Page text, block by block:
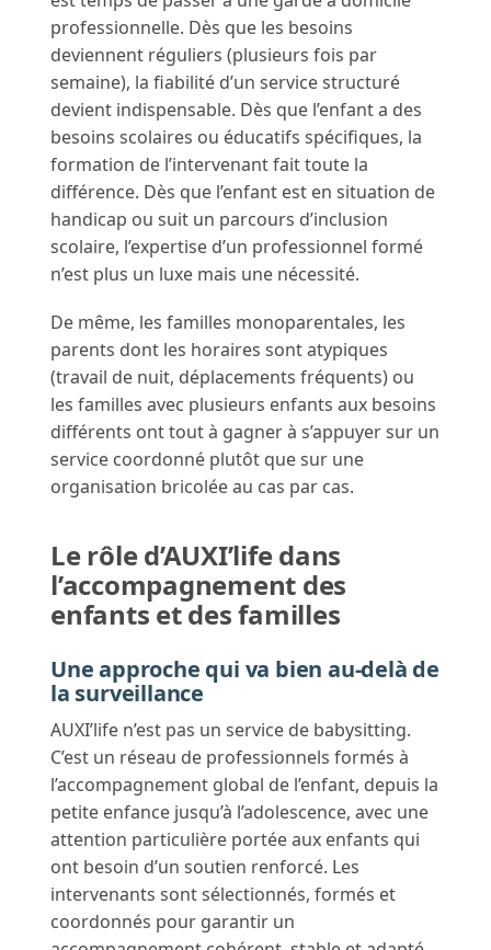
professionnelle. Dès que les besoins
deviennent réguliers (plusieurs fois par
semaine), la fiabilité d’un service structuré
devient indispensable. Dès que l’enfant a des
besoins scolaires ou éducatifs spécifiques, la
formation de l’intervenant fait toute la
différence. Dès que l’enfant est en situation de
handicap ou suit un parcours d’inclusion
scolaire, l’expertise d’un professionnel formé
n’est plus un luxe mais une nécessité.
De même, les familles monoparentales, les
parents dont les horaires sont atypiques
(travail de nuit, déplacements fréquents) ou
les familles avec plusieurs enfants aux besoins
différents ont tout à gagner à s’appuyer sur un
service coordonné plutôt que sur une
organisation bricolée au cas par cas.
Le rôle d’AUXI’life dans
l’accompagnement des
enfants et des familles
Une approche qui va bien au-delà de
la surveillance
AUXI’life n’est pas un service de babysitting.
C’est un réseau de professionnels formés à
l’accompagnement global de l’enfant, depuis la
petite enfance jusqu’à l’adolescence, avec une
attention particulière portée aux enfants qui
ont besoin d’un soutien renforcé. Les
intervenants sont sélectionnés, formés et
coordonnés pour garantir un